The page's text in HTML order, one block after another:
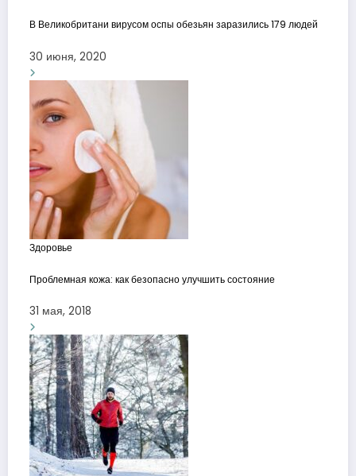
В Великобритани вирусом оспы обезьян заразились 179 людей
30 июня, 2020
Здоровье
Проблемная кожа: как безопасно улучшить состояние
31 мая, 2018